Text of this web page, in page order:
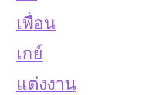
เพื่อน
เกย์
แต่งงาน